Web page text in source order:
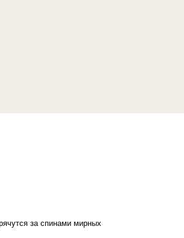
за спинами мирных